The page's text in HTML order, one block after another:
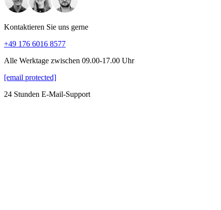
Kontaktieren Sie uns gerne
+49 176 6016 8577
Alle Werktage zwischen 09.00-17.00 Uhr
[email protected]
24 Stunden E-Mail-Support